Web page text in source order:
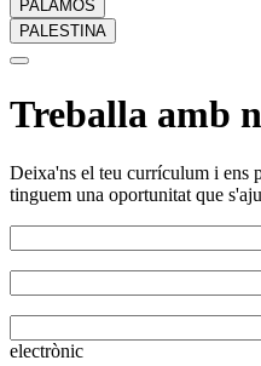
PALAMÓS
PALESTINA
Treballa amb
Deixa'ns el teu currículum i ens
tinguem una oportunitat que
electrònic